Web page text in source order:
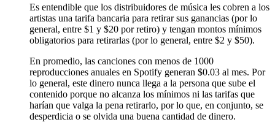
Es entendible que los distribuidores de música les cobren a los
artistas una tarifa bancaria para retirar sus ganancias (por lo
general, entre $1 y $20 por retiro) y tengan montos mínimos
obligatorios para retirarlas (por lo general, entre $2 y $50).
En promedio, las canciones con menos de 1000
reproducciones anuales en Spotify generan $0.03 al mes. Por
lo general, este dinero nunca llega a la persona que sube el
contenido porque no alcanza los mínimos ni las tarifas que
harían que valga la pena retirarlo, por lo que, en conjunto, se
desperdicia o se olvida una buena cantidad de dinero.